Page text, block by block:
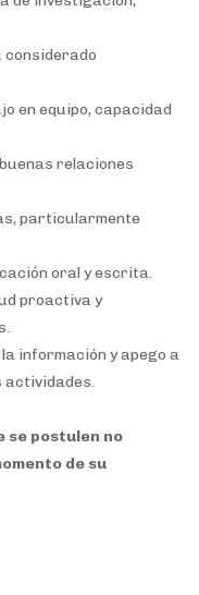
considerado
en equipo, capacidad
relaciones
particularmente
oral y escrita.
proactiva y
información y apego a
actividades.
se postulen no
de su